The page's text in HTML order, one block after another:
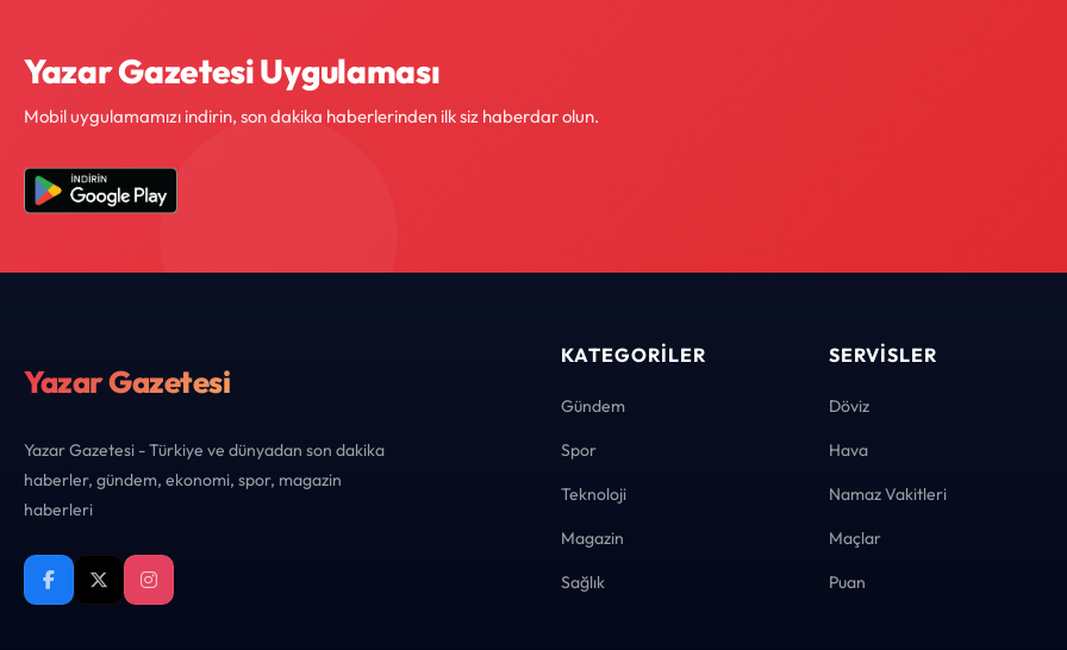
Yazar Gazetesi Uygulaması
Mobil uygulamamızı indirin, son dakika haberlerinden ilk siz haberdar olun.
Yazar Gazetesi
Yazar Gazetesi - Türkiye ve dünyadan son dakika
haberler, gündem, ekonomi, spor, magazin
haberleri
KATEGORILER
Gündem
Spor
Teknoloji
Magazin
Sağlık
SERVISLER
Döviz
Hava
Namaz Vakitleri
Maçlar
Puan